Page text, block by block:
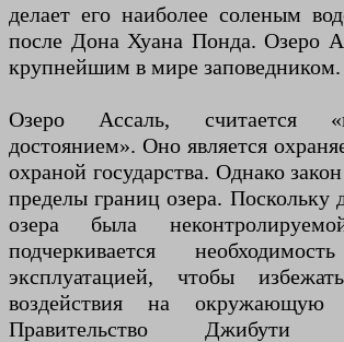
делает его наиболее соленым
после Дона Хуана Понда. Озеро
крупнейшим в мире заповедником.
Озеро Ассаль, считается
достоянием». Оно является
охраной государства. Однако
пределы границ озера. Поскольку
озера была
подчеркивается
эксплуатацией, чтобы
воздействия на окружающую
Правительство Джибути